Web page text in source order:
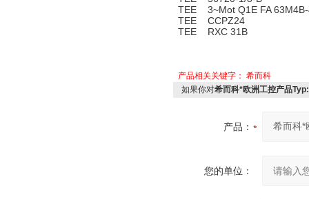
TEE 3~Mot Q1E FA
TEE CCPZ24
TEE RXC 31B
产品相关关键字： 希而科
如果你对希而科*欧洲工控产品
产品：
您的单位：